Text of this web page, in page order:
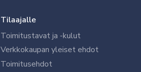
Tilaajalle
Toimitustavat ja -kulut
Verkkokaupan yleiset ehdot
Toimitusehdot